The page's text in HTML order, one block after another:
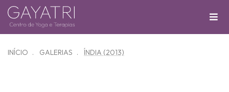
INÍCIO GALERIAS ÍNDIA (2013)